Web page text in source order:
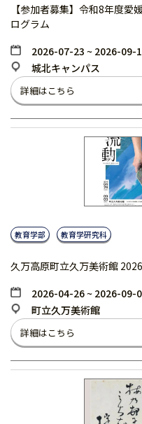
【参加者募集】令和8年度
ログラム
2026-07-23 ~ 2026-09-
城北キャンパス
詳細はこちら
教育学部 教育学研究科
久万高原町立久万美術館
2026-04-26 ~ 2026-09-
町立久万美術館
詳細はこちら